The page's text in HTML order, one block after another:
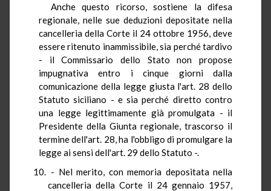
Anche questo ricorso, sostiene la difesa
regionale, nelle sue deduzioni depositate nella
cancelleria della Corte il 24 ottobre 1956, deve
essere ritenuto inammissibile, sia perché tardivo
- il Commissario dello Stato non propose
impugnativa entro i cinque giorni dalla
comunicazione della legge giusta l'art. 28 dello
Statuto siciliano - e sia perché diretto contro
una legge legittimamente già promulgata - il
Presidente della Giunta regionale, trascorso il
termine dell'art. 28, ha l'obbligo di promulgare la
legge ai sensi dell'art. 29 dello Statuto -.
- Nel merito, con memoria depositata nella
cancelleria della Corte il 24 gennaio 1957,